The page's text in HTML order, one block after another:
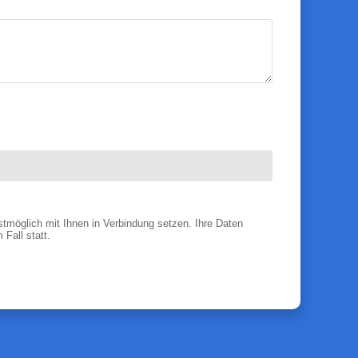
mit Ihnen in Verbindung setzen. Ihre Daten
Fall statt.